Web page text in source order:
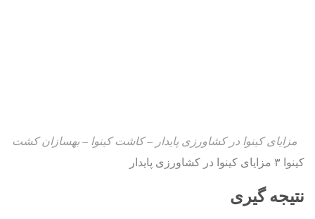
مزایای کینوا در کشاورزی پایدار – کاشت کینوا – بهسازان کشت
کینوا ۳ مزایای کینوا در کشاورزی پایدار
نتیجه گیری